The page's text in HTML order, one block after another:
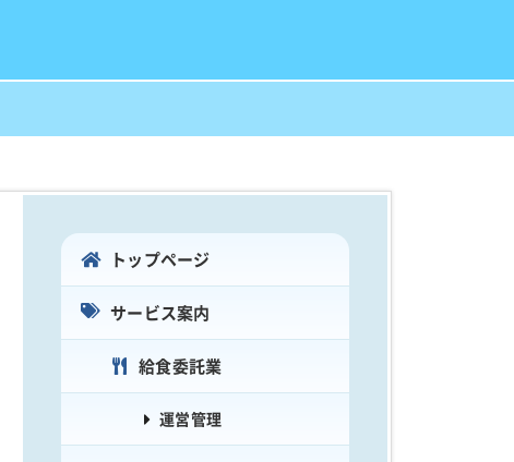
トップページ
サービス案内
給食委託業
運営管理